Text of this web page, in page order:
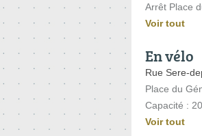
Arrêt Place
Voir tout
En vélo
Rue Sere-
Place du
Capacité :
Voir tout